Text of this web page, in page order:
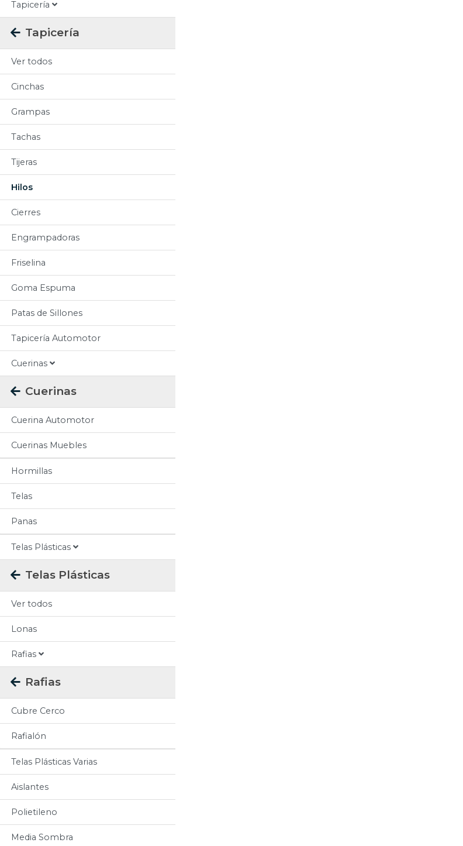
Tapicería
Tapicería
Ver todos
Cinchas
Grampas
Tachas
Tijeras
Hilos
Cierres
Engrampadoras
Friselina
Goma Espuma
Patas de Sillones
Tapicería Automotor
Cuerinas
Cuerinas
Cuerina Automotor
Cuerinas Muebles
Hormillas
Telas
Panas
Telas Plásticas
Telas Plásticas
Ver todos
Lonas
Rafias
Rafias
Cubre Cerco
Rafialón
Telas Plásticas Varias
Aislantes
Polietileno
Media Sombra